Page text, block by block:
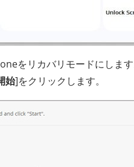
をリカバリモードにしま
始]をクリックします。